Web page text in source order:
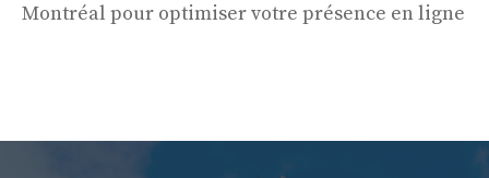
Montréal pour optimiser votre présence en ligne